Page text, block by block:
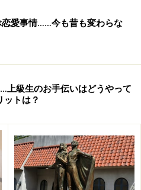
恋愛事情……今も昔も変わらな
上級生のお手伝いはどうやって
ットは？